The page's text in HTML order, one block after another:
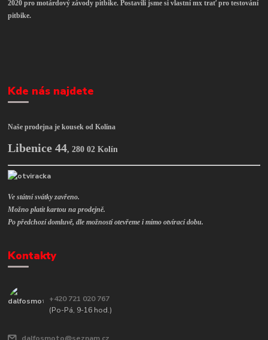
2020 pro motárdový závody pitbike. Postavili jsme si vlastní mx trať pro testování
pitbike.
Kde nás najdete
Naše prodejna je kousek od Kolína
Libenice 44,280 02 Kolín
Ve státní svátky zavřeno.
Možno platit kartou na prodejně.
Po předchozí domluvě, dle možností otevřeme i mimo otvírací dobu.
Kontakty
+420 721 020 767
(Po-Pá, 9-16 hod.)